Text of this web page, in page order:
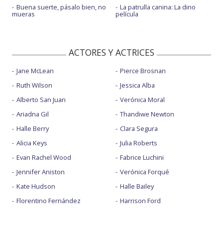
Buena suerte, pásalo bien, no
mueras
La patrulla canina: La dino
película
ACTORES Y ACTRICES
Jane McLean
Ruth Wilson
Alberto San Juan
Ariadna Gil
Halle Berry
Alicia Keys
Evan Rachel Wood
Jennifer Aniston
Kate Hudson
Florentino Fernández
Pierce Brosnan
Jessica Alba
Verónica Moral
Thandiwe Newton
Clara Segura
Julia Roberts
Fabrice Luchini
Verónica Forqué
Halle Bailey
Harrison Ford